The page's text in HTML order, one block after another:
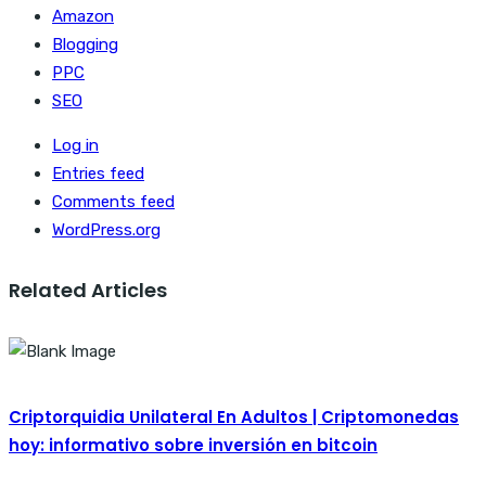
Amazon
Blogging
PPC
SEO
Log in
Entries feed
Comments feed
WordPress.org
Related Articles
Criptorquidia Unilateral En Adultos | Criptomonedas
hoy: informativo sobre inversión en bitcoin